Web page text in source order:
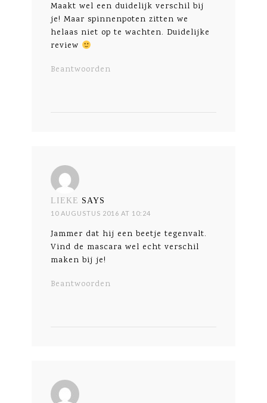
Maakt wel een duidelijk verschil bij
je! Maar spinnenpoten zitten we
helaas niet op te wachten. Duidelijke
review
Beantwoorden
LIEKE SAYS
10 AUGUSTUS 2016 AT 10:24
Jammer dat hij een beetje tegenvalt.
Vind de mascara wel echt verschil
maken bij je!
Beantwoorden